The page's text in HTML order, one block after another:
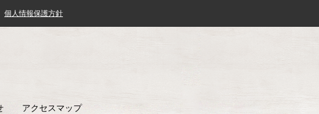
アクセスマップ
個人情報保護方針